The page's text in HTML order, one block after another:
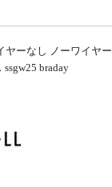
ヤーなし ノーワイヤー
braday